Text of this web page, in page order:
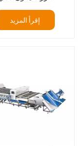
إقرأ المزيد